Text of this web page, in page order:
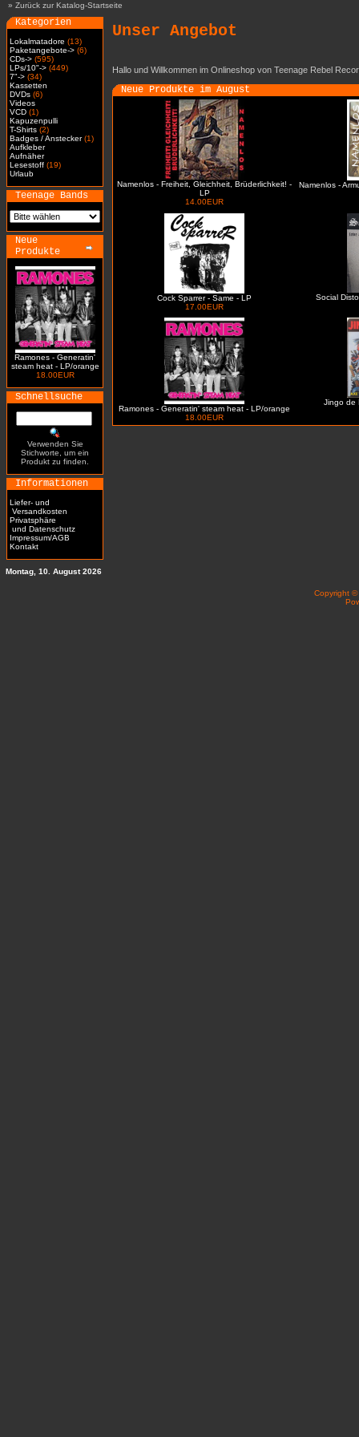
» Zurück zur Katalog-Startseite
Kategorien
Lokalmatadore (13)
Paketangebote-> (6)
CDs-> (595)
LPs/10"-> (449)
7"-> (34)
Kassetten
DVDs (6)
Videos
VCD (1)
Kapuzenpulli
T-Shirts (2)
Badges / Anstecker(1)
Aufkleber
Aufnäher
Lesestoff (19)
Urlaub
Teenage Bands
Neue
Produkte
Ramones - Generatin'
steam heat - LP/orange
18.00EUR
Schnellsuche
Verwenden Sie
Stichworte, um ein
Produkt zu finden.
Informationen
Liefer- und
Versandkosten
Privatsphäre
und Datenschutz
Impressum/AGB
Kontakt
Unser Angebot
Hallo und Willkommen im Onlineshop von Teenage Rebel
Neue Produkte im August
Namenlos - Freiheit, Gleichheit, Brüderlichkeit! -
LP
14.00EUR
Namenlos -
Cock Sparrer - Same - LP
17.00EUR
Social
Ramones - Generatin' steam heat - LP/orange
18.00EUR
Jingo de
Montag, 10. August 2026
Copyright